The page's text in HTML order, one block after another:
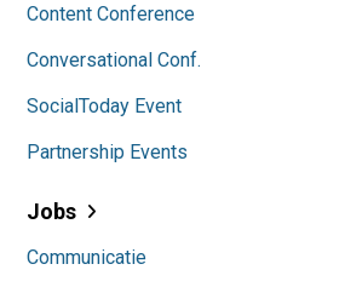
Content Conference
Conversational Conf.
SocialToday Event
Partnership Events
Jobs
Communicatie